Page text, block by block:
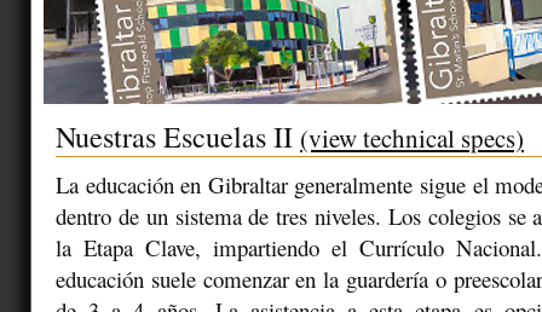
Nuestras Escuelas II (view technical specs)
La educación en Gibraltar generalmente sigue el
dentro de un sistema de tres niveles. Los colegios se
la Etapa Clave, impartiendo el Currículo
educación suele comenzar en la guardería o